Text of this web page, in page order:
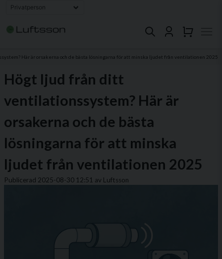
Här är orsakerna och de bästa lösningarna för att minska ljudet från ventilationen 2025
Högt ljud från ditt
ventilationssystem? Här är
orsakerna och de bästa
lösningarna för att minska
ljudet från ventilationen 2025
Publicerad 2025-08-30 12:51 av Luftsson